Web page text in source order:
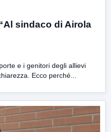
sindaco di Airola
e i genitori degli allievi
Ecco perché...